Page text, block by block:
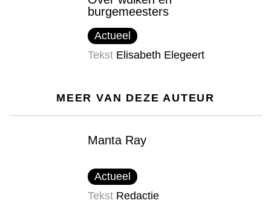
burgemeesters
Actueel
Tekst Elisabeth Elegeert
MEER VAN DEZE AUTEUR
Manta Ray
Actueel
Tekst Redactie